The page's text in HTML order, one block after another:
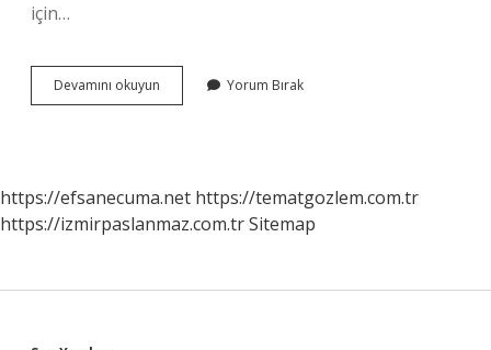
için…
Devamını okuyun Havadaki
Nemi
Yorum Bırak
https://efsanecuma.net https://tematgozlem.com.tr
https://izmirpaslanmaz.com.trSitemap